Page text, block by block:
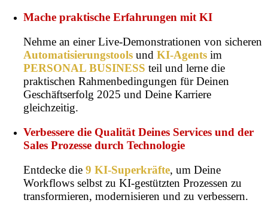
Mache praktische Erfahrungen mit KI
Nehme an einer Live-Demonstrationen von sicheren
Automatisierungstools undKI-Agents im
PERSONAL BUSINESS teil und lerne die
praktischen Rahmenbedingungen für Deinen
Geschäftserfolg 2025 und Deine Karriere
gleichzeitig.
Verbessere die Qualität Deines Services und der
Sales Prozesse durch Technologie
Entdecke die 9 KI-Superkräfte, um Deine
Workflows selbst zu KI-gestützten Prozessen zu
transformieren, modernisieren und zu verbessern.